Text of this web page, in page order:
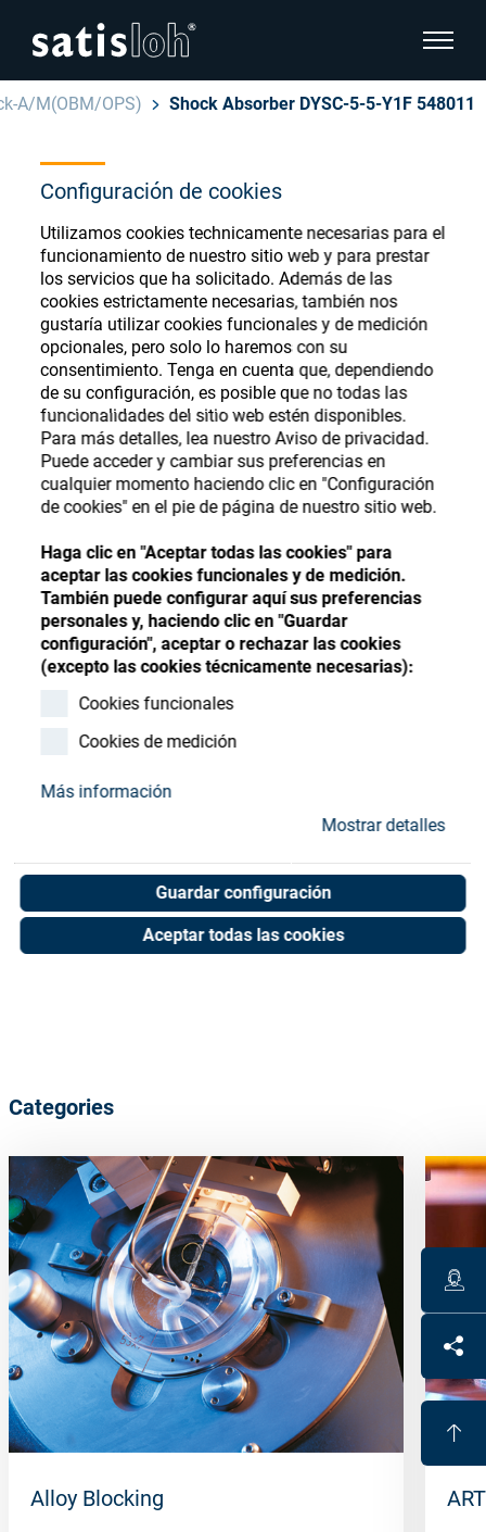
Configuración de cookies
Utilizamos cookies technicamente necesarias para el
funcionamiento de nuestro sitio web y para prestar
los servicios que ha solicitado. Además de las
cookies estrictamente necesarias, también nos
gustaría utilizar cookies funcionales y de medición
opcionales, pero solo lo haremos con su
consentimiento. Tenga en cuenta que, dependiendo
de su configuración, es posible que no todas las
funcionalidades del sitio web estén disponibles.
Para más detalles, lea nuestro Aviso de privacidad.
Puede acceder y cambiar sus preferencias en
cualquier momento haciendo clic en "Configuración
de cookies" en el pie de página de nuestro sitio web.
Haga clic en "Aceptar todas las cookies" para
aceptar las cookies funcionales y de medición.
También puede configurar aquí sus preferencias
personales y, haciendo clic en "Guardar
configuración", aceptar o rechazar las cookies
(excepto las cookies técnicamente necesarias):
Cookies funcionales
Cookies de medición
Más información
Mostrar detalles
Guardar configuración
Aceptar todas las cookies
show
Español
Oftálmica
Óptica de Precisión
Quiénes Somos
Carrera
Recursos
Contacto
Store
hide page navigation
English
Deutsch
汉语
Français
A/M(OBM/OPS) Shock Absorber DYSC-5-5-Y1F 548011
Ophthalmic Consumables
Store
Register or Sign-in to access your accounts
and explore our wide range of ophthalmic
consumables
Register Sign-In
Shock Absorber DYSC-5-
5-Y1F 548011
Unit of measure : Piece
Shop now
Categories
Alloy Blocking